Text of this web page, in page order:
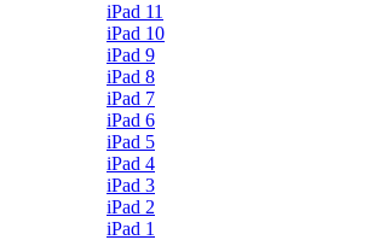
iPad 11
iPad 10
iPad 9
iPad 8
iPad 7
iPad 6
iPad 5
iPad 4
iPad 3
iPad 2
iPad 1